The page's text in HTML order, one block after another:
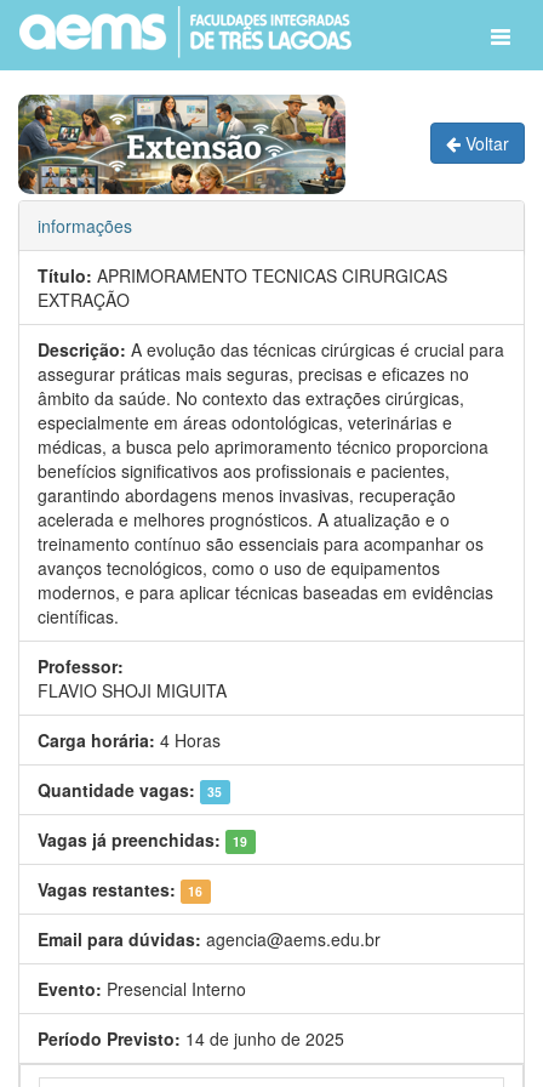
Voltar
informações
Título: APRIMORAMENTO TECNICAS CIRURGICAS
EXTRAÇÃO
Descrição: A evolução das técnicas cirúrgicas é crucial para
assegurar práticas mais seguras, precisas e eficazes no
âmbito da saúde. No contexto das extrações cirúrgicas,
especialmente em áreas odontológicas, veterinárias e
médicas, a busca pelo aprimoramento técnico proporciona
benefícios significativos aos profissionais e pacientes,
garantindo abordagens menos invasivas, recuperação
acelerada e melhores prognósticos. A atualização e o
treinamento contínuo são essenciais para acompanhar os
avanços tecnológicos, como o uso de equipamentos
modernos, e para aplicar técnicas baseadas em evidências
científicas.
Professor:
FLAVIO SHOJI MIGUITA
Carga horária: 4 Horas
Quantidade vagas: 35
Vagas já preenchidas: 19
Vagas restantes: 16
Email para dúvidas: agencia@aems.edu.br
Evento: Presencial Interno
Período Previsto: 14 de junho de 2025